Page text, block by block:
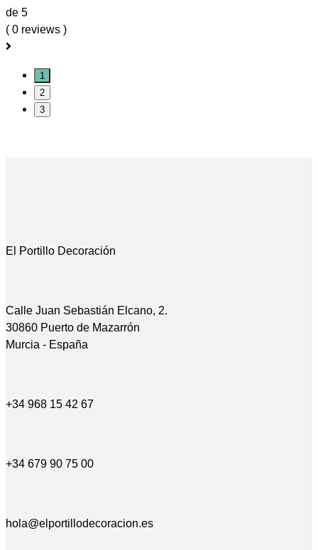
de 5
( 0 reviews )
1
2
3
El Portillo Decoración
Calle Juan Sebastián Elcano, 2.
30860 Puerto de Mazarrón
Murcia - España
+34 968 15 42 67
+34 679 90 75 00
hola@elportillodecoracion.es